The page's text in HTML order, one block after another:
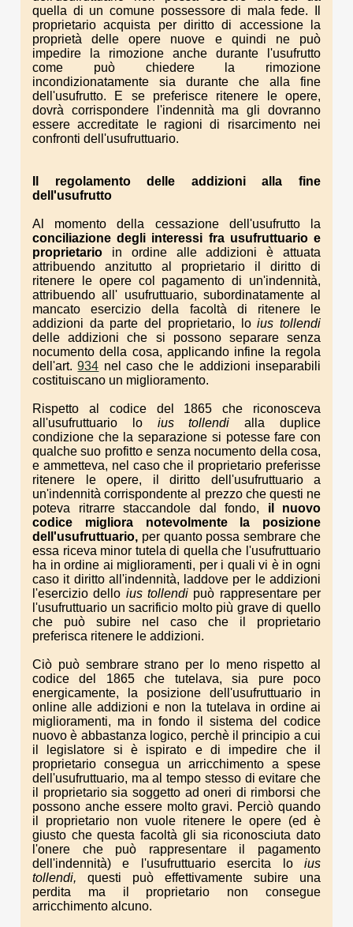
quella di un comune possessore di mala fede. Il
proprietario acquista per diritto di accessione la
proprietà delle opere nuove e quindi ne può
impedire la rimozione anche durante l'usufrutto
come può chiedere la rimozione
incondizionatamente sia durante che alla fine
dell'usufrutto. E se preferisce ritenere le opere,
dovrà corrispondere l'indennità ma gli dovranno
essere accreditate le ragioni di risarcimento nei
confronti dell'usufruttuario.
Il regolamentodelle addizioni alla fine
dell'usufrutto
Al momento della cessazione dell'usufrutto la
conciliazione degli interessi fra usufruttuario e
proprietario in ordine alle addizioni è attuata
attribuendo anzitutto al proprietario il diritto di
ritenere le opere col pagamento di un'indennità,
attribuendo all' usufruttuario, subordinatamente al
mancato esercizio della facoltà di ritenere le
addizioni da parte del proprietario, loius tollendi
delle addizioni che si possono separare senza
nocumento della cosa, applicando infine la regola
dell'art.934 nel caso che le addizioni inseparabili
costituiscano un miglioramento.
Rispetto al codice del 1865 che riconosceva
all'usufruttuario lo iustollendialla duplice
condizione che la separazione si potesse fare con
qualche suo profitto e senza nocumento della cosa,
e ammetteva, nel caso che il proprietario preferisse
ritenere le opere, il diritto dell'usufruttuario a
un'indennità corrispondente al prezzo che questi ne
poteva ritrarre staccandole dal fondo, il nuovo
codice migliora notevolmente la posizione
dell'usufruttuario, per quanto possa sembrare che
essa riceva minor tutela di quella che l'usufruttuario
ha in ordine ai miglioramenti, per i quali vi è in ogni
caso it diritto all'indennità, laddove per le addizioni
l'esercizio dello ius tollendi può rappresentare per
l'usufruttuario un sacrificio molto più grave di quello
che può subire nel caso che il proprietario
preferisca ritenere le addizioni.
Ciò può sembrare strano per lo meno rispetto al
codice del 1865 che tutelava, sia pure poco
energicamente, la posizione dell'usufruttuario in
online alle addizioni e non la tutelava in ordine ai
miglioramenti, ma in fondo il sistema del codice
nuovo è abbastanza logico, perchè il principio a cui
il legislatore si è ispirato e di impedire che il
proprietario consegua un arricchimento a spese
dell'usufruttuario, ma al tempo stesso di evitare che
il proprietario sia soggetto ad oneri di rimborsi che
possono anche essere molto gravi. Perciò quando
il proprietario non vuole ritenere le opere (ed è
giusto che questa facoltà gli sia riconosciuta dato
l'onere che può rappresentare il pagamento
dell'indennità) e l'usufruttuario esercita lo ius
tollendi, questi può effettivamente subire una
perdita ma il proprietario non consegue
arricchimento alcuno.